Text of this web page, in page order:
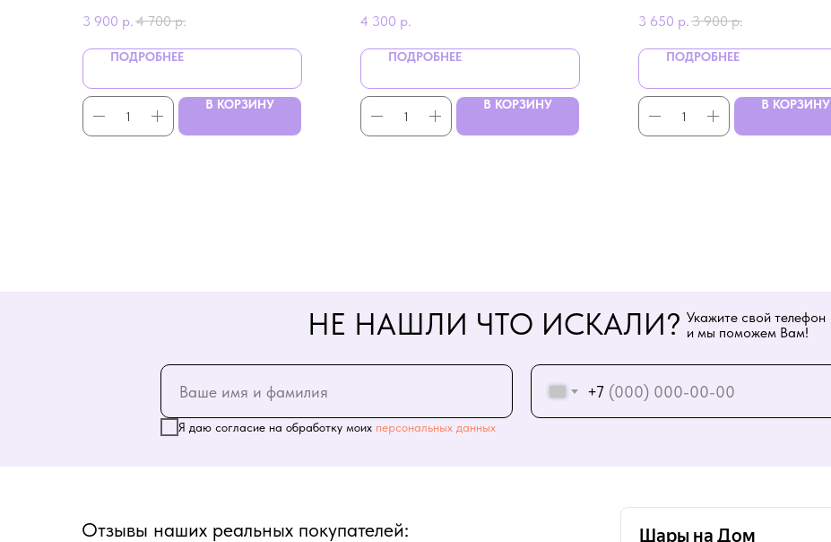
3 900 р. 4 700 р.
ПОДРОБНЕЕ
В КОРЗИНУ
4 300 р.
ПОДРОБНЕЕ
В КОРЗИНУ
3 650 р. 3 900 р.
ПОДРОБНЕЕ
В КОРЗИНУ
+7
Я даю согласие на обработку моих персональных данных
НЕ НАШЛИ ЧТО ИСКАЛИ? Укажите свой телефон
и мы поможем Вам!
Отзывы наших реальных покупателей: